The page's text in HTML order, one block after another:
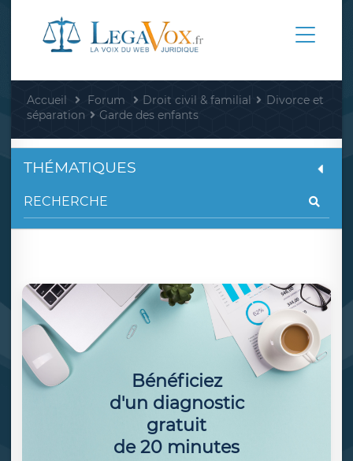
Accueil Forum Droit civil & familial
Divorce et
séparation
Garde des enfants
THÉMATIQUES
Bénéficiez
d'un diagnostic
gratuit
de 20 minutes